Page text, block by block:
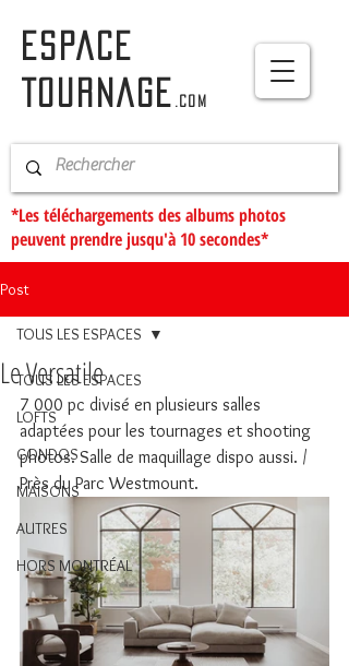
ESPACE
TOURNAGE
.com
*Les téléchargements des albums photos
peuvent prendre jusqu'à 10 secondes*
Post
TOUS LES ESPACES
LOFTS
CONDOS
MAISONS
AUTRES
HORS MONTRÉAL
TOUS LES ESPACES
Le Versatile
7 000 pc divisé en plusieurs salles
adaptées pour les tournages et shooting
photos. Salle de maquillage dispo aussi. /
Près du Parc Westmount.